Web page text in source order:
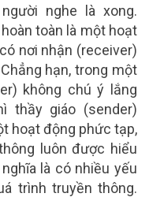
nghe là xong.
toàn là một hoạt
nơi nhận (receiver)
hạn, trong một
không chú ý lắng
thầy giáo (sender)
hoạt động phức tạp,
luôn được hiểu
là có nhiều yếu
trình truyền thông.